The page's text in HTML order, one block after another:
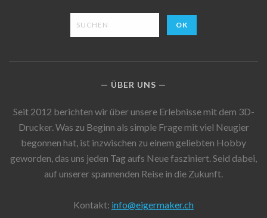
ÜBER UNS
Seit 2012 berichten wir über unsere Erlebnisse mit dem 3D-
Drucker. Was zu Beginn als simple Frage mit viel Neugier
begonnen hat, ist inzwischen zu einem geliebten Hobby
geworden, das uns jeden Tag aufs Neue fasziniert. Seid dabei,
auf unserer spannenden Reise in die Zukunft.
Kontakt: info@eigermaker.ch